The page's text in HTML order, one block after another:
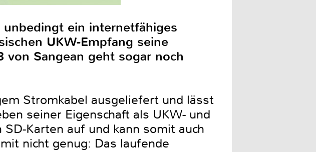
ein internetfähiges
UKW-Empfang seine
von Sangean geht sogar noch
Stromkabel ausgeliefert und lässt
seiner Eigenschaft als UKW- und
Karten auf und kann somit auch
nicht genug: Das laufende